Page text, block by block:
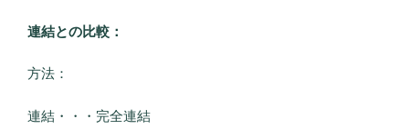
連結との比較：
方法：
連結・・・完全連結